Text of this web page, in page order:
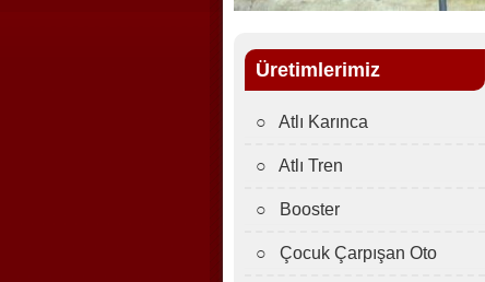
Üretimlerimiz
○ Atlı Karınca
○ Atlı Tren
○ Booster
○ Çocuk Çarpışan Oto